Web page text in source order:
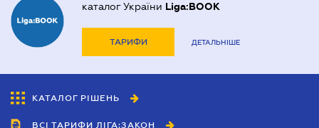
каталог України Liga:BOOK
ТАРИФИ ДЕТАЛЬНІШЕ
КАТАЛОГ РІШЕНЬ
ВСІ ТАРИФИ ЛІГА:ЗАКОН